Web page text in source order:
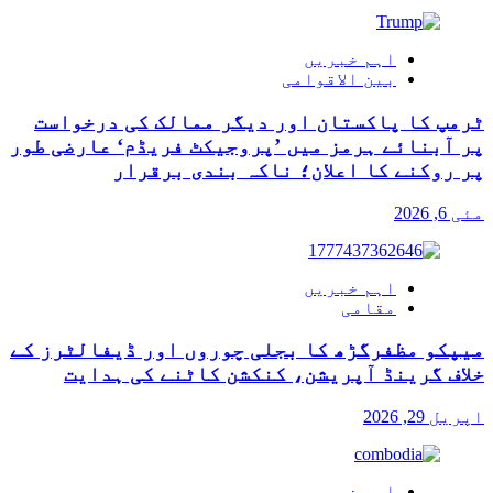
اہم خبریں
بین الاقوامی
ٹرمپ کا پاکستان اور دیگر ممالک کی درخواست
پر آبنائے ہرمز میں ’پروجیکٹ فریڈم‘ عارضی طور
پر روکنے کا اعلان؛ ناکہ بندی برقرار
مئی 6, 2026
اہم خبریں
مقامی
میپکو مظفرگڑھ کا بجلی چوروں اور ڈیفالٹرز کے
خلاف گرینڈ آپریشن، کنکشن کاٹنے کی ہدایت
اپریل 29, 2026